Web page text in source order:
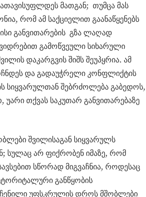
მათგან; თუმცა მას
რომ ამ საქციელით გაანაწყენებს
განვითარების გზა ლაღად
გამოწვეული სიხარული
დაკარგვის შიშს შეუპყრია. ამ
და გადაუჭრელი კონფლიქტის
სიყვარულთან შებრძოლება გაბედოს,
თქვას საკუთარ განვითარებაზე
შვილისაგან სიყვარულს
სულაც არ ფიქრობენ იმაზე, რომ
სწორად მიგვაჩნია, როდესაც
განწყობის
უფსკრულის დროს მშობლები